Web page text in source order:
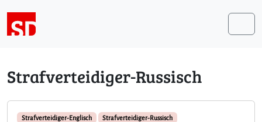
Strafverteidiger-Russisch
Strafverteidiger-Englisch Strafverteidiger-Russisch